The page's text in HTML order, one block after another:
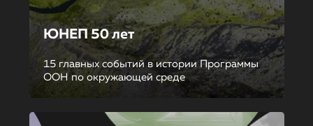
ЮНЕП 50 лет
15 главных событий в истории Программы
ООН по окружающей среде